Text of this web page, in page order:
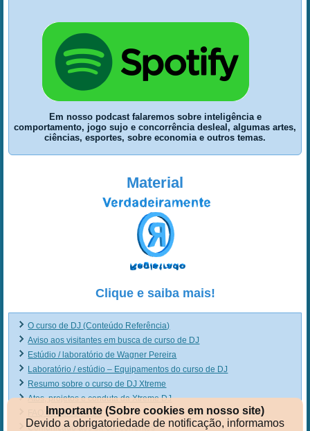
Em nosso podcast falaremos sobre inteligência e
comportamento, jogo sujo e concorrência desleal, algumas artes,
ciências, esportes, sobre economia e outros temas.
Material
Clique e saiba mais!
O curso de DJ (Conteúdo Referência)
Aviso aos visitantes em busca de curso de DJ
Estúdio / laboratório de Wagner Pereira
Laboratório / estúdio – Equipamentos do curso de DJ
Resumo sobre o curso de DJ Xtreme
Atos, projetos e conduta da Xtreme DJ
FAQ do curso de DJ
Comunicado aos ex-concorrentes
Importante (Sobre cookies em nosso site)
Devido a obrigatoriedade de notificação, informamos